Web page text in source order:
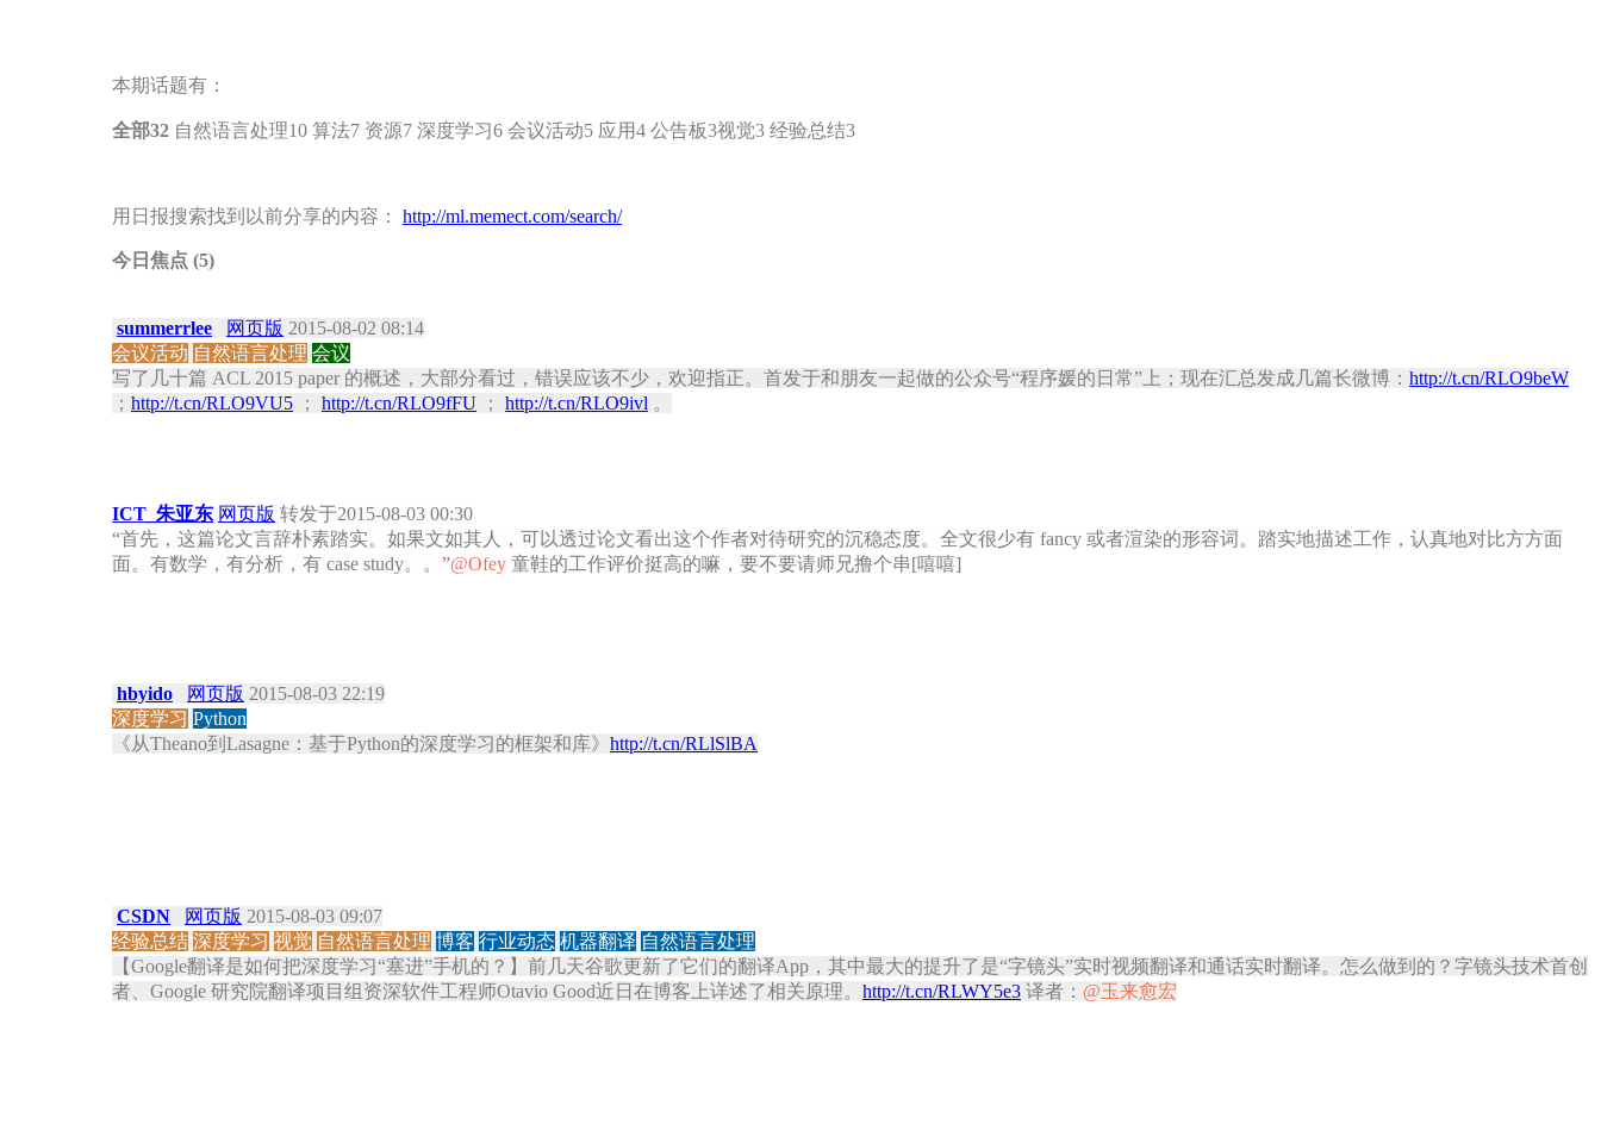
本期话题有：
全部32 自然语言处理10 算法7 资源7 深度学习6 会议活动5 应用4 公告板3视觉3 经验总结3
用日报搜索找到以前分享的内容： http://ml.memect.com/search/
今日焦点 (5)
summerrlee 网页版 2015-08-02 08:14
会议活动 自然语言处理 会议
写了几十篇 ACL 2015 paper 的概述，大部分看过，错误应该不少，欢迎指正。首发于和朋友一起做的公众号“程序媛的日常”上；现在汇总发成几篇长微博： http://t.cn/RLO9beW
； http://t.cn/RLO9VU5 ； http://t.cn/RLO9fFU ； http://t.cn/RLO9ivl 。
ICT_朱亚东 网页版 转发于2015-08-03 00:30
“首先，这篇论文言辞朴素踏实。如果文如其人，可以透过论文看出这个作者对待研究的沉稳态度。全文很少有 fancy 或者渲染的形容词。踏实地描述工作，认真地对比方方面
面。有数学，有分析，有 case study。。”@Ofey 童鞋的工作评价挺高的嘛，要不要请师兄撸个串[嘻嘻]
hbyido 网页版 2015-08-03 22:19
深度学习 Python
《从Theano到Lasagne：基于Python的深度学习的框架和库》 http://t.cn/RLlSlBA
CSDN 网页版 2015-08-03 09:07
经验总结 深度学习 视觉 自然语言处理 博客 行业动态 机器翻译 自然语言处理
【Google翻译是如何把深度学习“塞进”手机的？】前几天谷歌更新了它们的翻译App，其中最大的提升了是“字镜头”实时视频翻译和通话实时翻译。怎么做到的？字镜头技术首创
者、Google 研究院翻译项目组资深软件工程师Otavio Good近日在博客上详述了相关原理。 http://t.cn/RLWY5e3 译者： @玉来愈宏